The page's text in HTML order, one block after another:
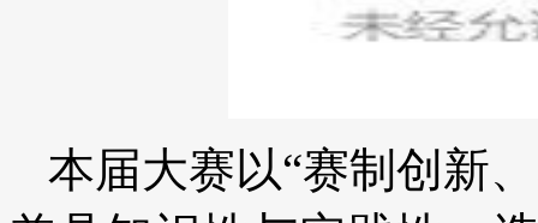
本届大赛以“赛制创新